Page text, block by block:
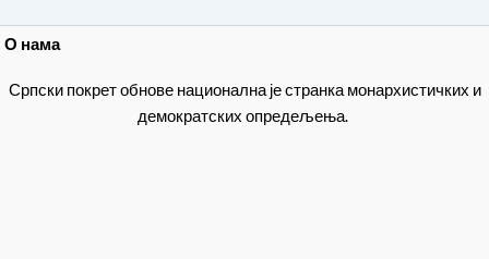
О нама
Српски покрет обнове национална је странка монархистичких и
демократских опредељења.